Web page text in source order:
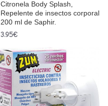
Citronela Body Splash,
Repelente de insectos corporal
200 ml de Saphir.
3.95€